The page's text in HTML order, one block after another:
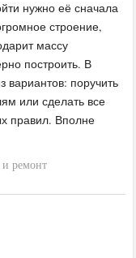
нужно её сначала
строение,
массу
построить. В
поручить
или сделать все
правил. Вполне
и ремонт